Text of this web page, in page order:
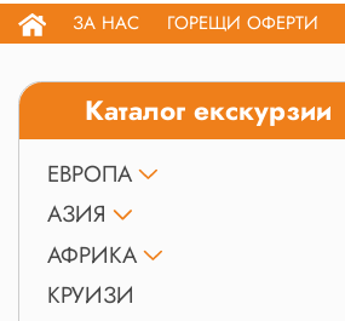
ЗА НАС ГОРЕЩИ ОФЕРТИ
Каталог екскурзии
ЕВРОПА
АЗИЯ
АФРИКА
КРУИЗИ